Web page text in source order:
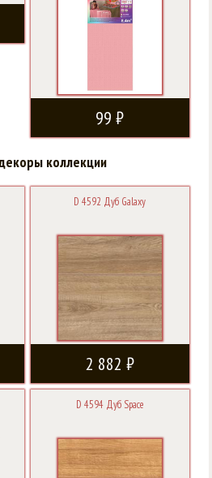
99 ₽
коллекции
D 4592 Дуб Galaxy
2 882 ₽
D 4594 Дуб Space